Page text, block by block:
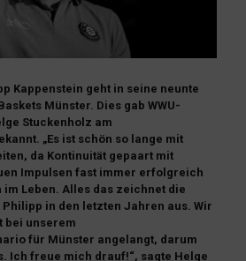
Kappenstein geht in seine neunte
Münster. Dies gab WWU-
Stuckenholz am
„Es ist schön so lange mit
da Kontinuität gepaart mit
Impulsen fast immer erfolgreich
im Leben. Alles das zeichnet die
in den letzten Jahren aus. Wir
bei unserem
für Münster angelangt, darum
Ich freue mich drauf!“, sagte Helge